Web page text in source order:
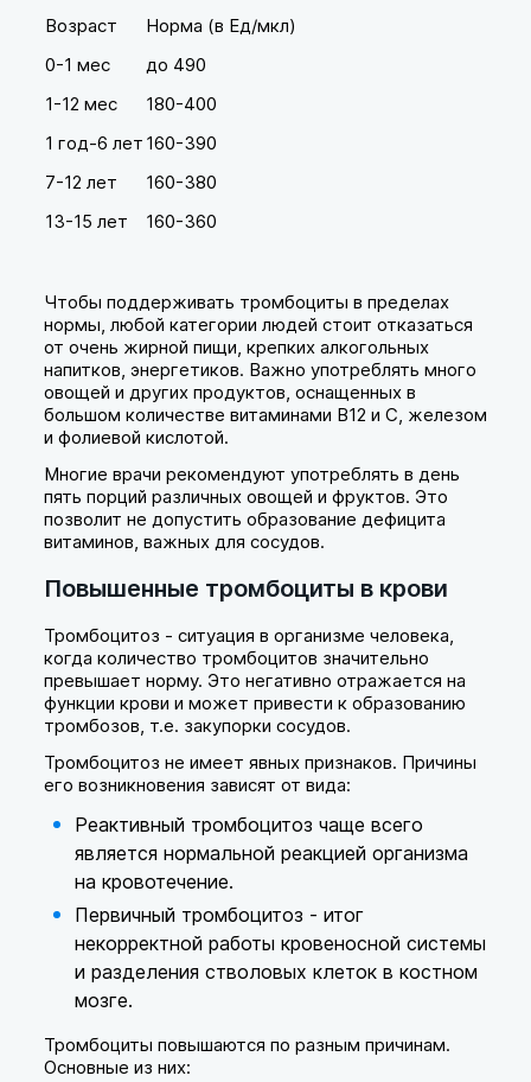
Возраст
Норма (в Ед/мкл)
0-1 мес
до 490
1-12 мес
180-400
1 год-6 лет 160-390
7-12 лет
160-380
13-15 лет
160-360
Чтобы поддерживать тромбоциты в пределах
нормы, любой категории людей стоит отказаться
от очень жирной пищи, крепких алкогольных
напитков, энергетиков. Важно употреблять много
овощей и других продуктов, оснащенных в
большом количестве витаминами В12 и С, железом
и фолиевой кислотой.
Многие врачи рекомендуют употреблять в день
пять порций различных овощей и фруктов. Это
позволит не допустить образование дефицита
витаминов, важных для сосудов.
Повышенные тромбоциты в крови
Тромбоцитоз - ситуация в организме человека,
когда количество тромбоцитов значительно
превышает норму. Это негативно отражается на
функции крови и может привести к образованию
тромбозов, т.е. закупорки сосудов.
Тромбоцитоз не имеет явных признаков. Причины
его возникновения зависят от вида:
Реактивный тромбоцитоз чаще всего
является нормальной реакцией организма
на кровотечение.
Первичный тромбоцитоз - итог
некорректной работы кровеносной системы
и разделения стволовых клеток в костном
мозге.
Тромбоциты повышаются по разным причинам.
Основные из них: